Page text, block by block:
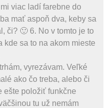
viac ladí farebne do
mať aspoň dva, keby sa
či? 🙂 6. No v tomto je to
kde sa to na akom mieste
vyrezávam. Veľké
ako čo treba, alebo či
ešte položiť funkčne
tu už nemám